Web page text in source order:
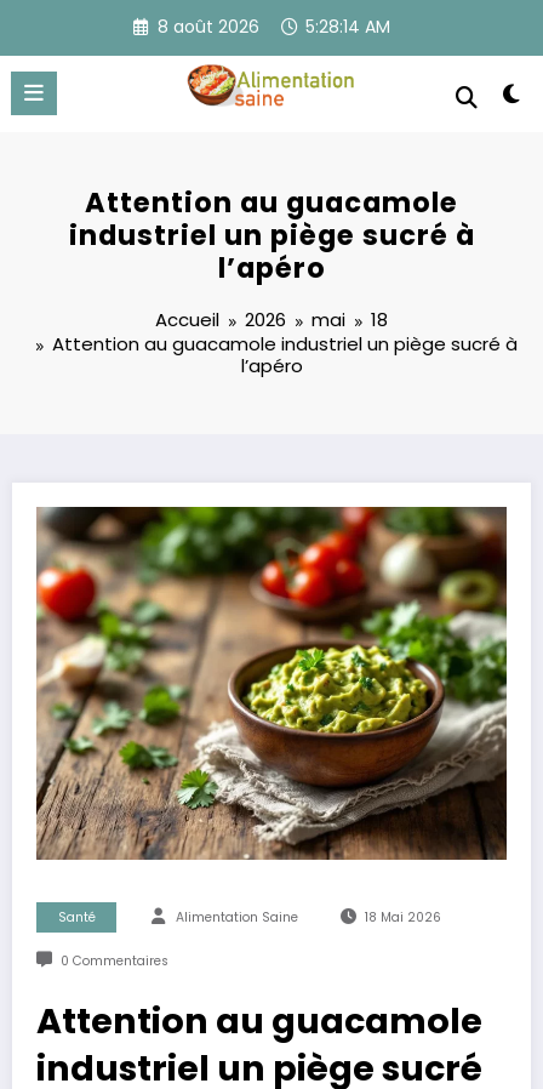
contenu
8 août 2026 5:28:14 AM
Attention au guacamole
industriel un piège sucré à
l’apéro
Accueil 2026 mai
18
Attention au guacamole industriel un piège sucré à
l’apéro
Santé Alimentation Saine 18 Mai 2026
0 Commentaires
Attention au guacamole
industriel un piège sucré